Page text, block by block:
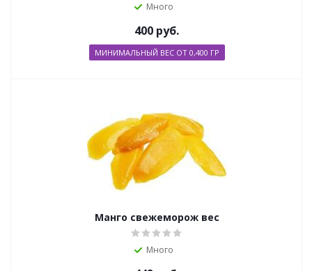
Много
400 руб.
МИНИМАЛЬНЫЙ ВЕС ОТ 0,400 ГР
Манго свежеморож вес
Много